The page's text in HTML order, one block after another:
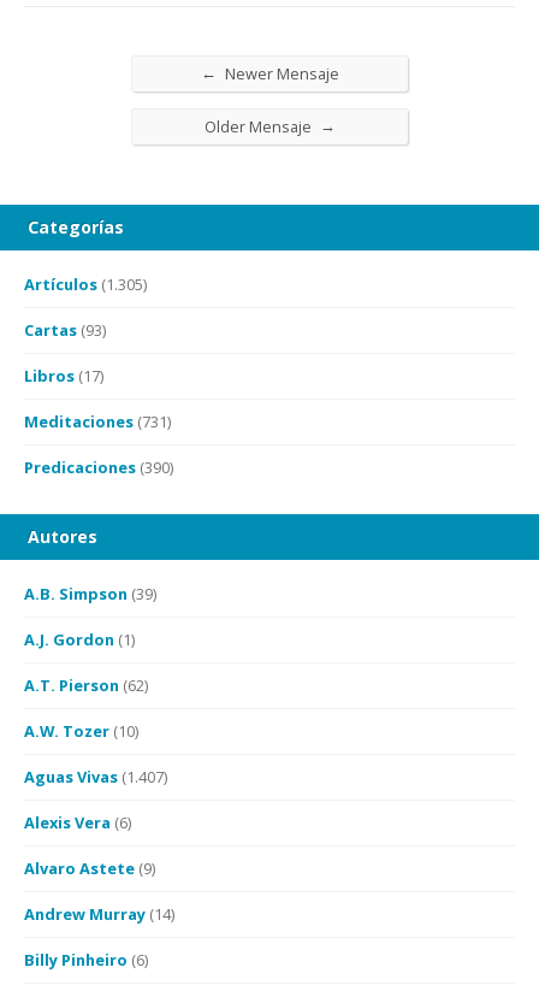
← Newer Mensaje
Older Mensaje →
Categorías
Artículos (1.305)
Cartas (93)
Libros (17)
Meditaciones (731)
Predicaciones (390)
Autores
A.B. Simpson (39)
A.J. Gordon (1)
A.T. Pierson (62)
A.W. Tozer (10)
Aguas Vivas (1.407)
Alexis Vera (6)
Alvaro Astete (9)
Andrew Murray (14)
Billy Pinheiro (6)